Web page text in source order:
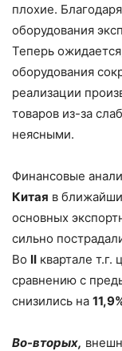
плохие.
оборудования
Теперь
оборудования
реализации
товаров из-за
неясными.
Финансовые
Китая в
основных
сильно
Во II квартале т.г.
сравнению с
снизились на
Во-вторых,